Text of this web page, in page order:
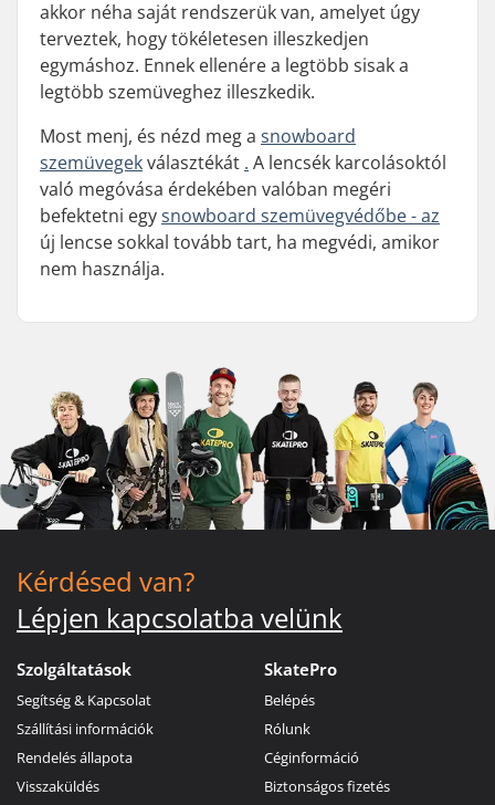
akkor néha saját rendszerük van, amelyet úgy
terveztek, hogy tökéletesen illeszkedjen
egymáshoz. Ennek ellenére a legtöbb sisak a
legtöbb szemüveghez illeszkedik.
Most menj, és nézd meg a snowboard
szemüvegekválasztékát . A lencsék karcolásoktól
való megóvása érdekében valóban megéri
befektetni egysnowboard szemüvegvédőbe - az
új lencse sokkal tovább tart, ha megvédi, amikor
nem használja.
Kérdésed van?
Lépjen kapcsolatba velünk
Szolgáltatások
Segítség & Kapcsolat
Szállítási információk
Rendelés állapota
Visszaküldés
SkatePro
Belépés
Rólunk
Céginformáció
Biztonságos fizetés